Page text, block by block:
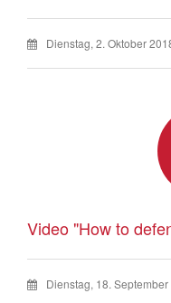
Dienstag, 2. Oktober
Video "How to
Dienstag, 18. September